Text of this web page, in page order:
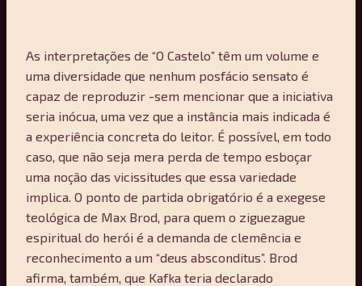
As interpretações de “O Castelo” têm um volume e
uma diversidade que nenhum posfácio sensato é
capaz de reproduzir -sem mencionar que a iniciativa
seria inócua, uma vez que a instância mais indicada é
a experiência concreta do leitor. É possível, em todo
caso, que não seja mera perda de tempo esboçar
uma noção das vicissitudes que essa variedade
implica. O ponto de partida obrigatório é a exegese
teológica de Max Brod, para quem o ziguezague
espiritual do herói é a demanda de clemência e
reconhecimento a um “deus absconditus”. Brod
afirma, também, que Kafka teria declarado